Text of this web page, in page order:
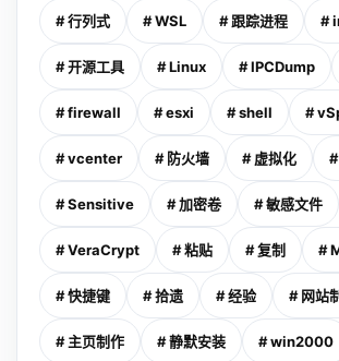
# 行列式 # WSL # 跟踪进程 #
# 开源工具 # Linux # IPCDump
# firewall # esxi # shell #
# vcenter # 防火墙 # 虚拟化
# Sensitive # 加密卷 # 敏感文件
# VeraCrypt # 粘贴 # 复制 #
# 快捷键 # 拾遗 # 经验 # 网站
# 主页制作 # 静默安装 # win2000